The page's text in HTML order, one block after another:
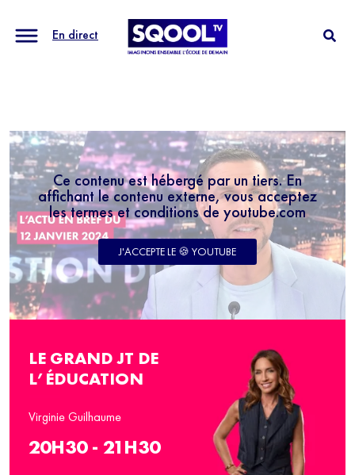
En direct
Ce contenu est hébergé par un tiers. En
affichant le contenu externe, vous acceptez
les termes et conditions de youtube.com
J'ACCEPTE LE 🍪 YOUTUBE
LE GRAND JT DE
L’ÉDUCATION
Virginie Guilhaume
20H30 - 21H30